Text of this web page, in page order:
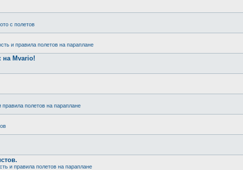
с полетов
и правила полетов на параплане
на Mvario!
правила полетов на параплане
и правила полетов на параплане